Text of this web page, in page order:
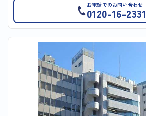
お電話でのお問い合わせ
0120-16-2331